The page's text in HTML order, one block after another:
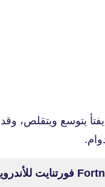
يتوسع ويتقلص،